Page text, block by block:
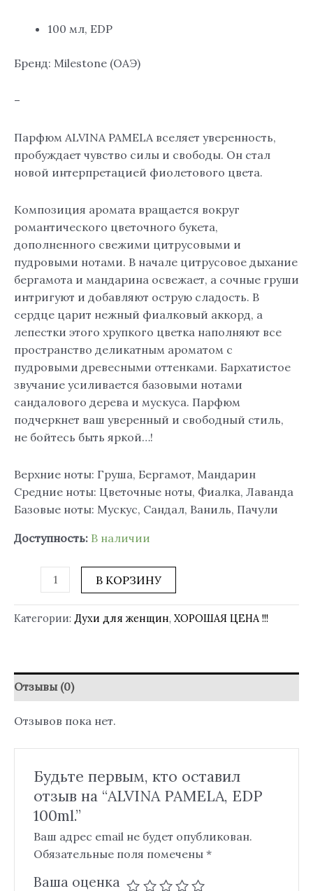
100 мл, EDP
Бренд: Milestone (ОАЭ)
–
Парфюм ALVINA PAMELA вселяет уверенность,
пробуждает чувство силы и свободы. Он стал
новой интерпретацией фиолетового цвета.
Композиция аромата вращается вокруг
романтического цветочного букета,
дополненного свежими цитрусовыми и
пудровыми нотами. В начале цитрусовое дыхание
бергамота и мандарина освежает, а сочные груши
интригуют и добавляют острую сладость. В
сердце царит нежный фиалковый аккорд, а
лепестки этого хрупкого цветка наполняют все
пространство деликатным ароматом с
пудровыми древесными оттенками. Бархатистое
звучание усиливается базовыми нотами
сандалового дерева и мускуса. Парфюм
подчеркнет ваш уверенный и свободный стиль,
не бойтесь быть яркой…!
Верхние ноты: Груша, Бергамот, Мандарин
Средние ноты: Цветочные ноты, Фиалка, Лаванда
Базовые ноты: Мускус, Сандал, Ваниль, Пачули
Доступность: В наличии
В КОРЗИНУ
Категории: Духи для женщин, ХОРОШАЯ ЦЕНА !!!
Отзывы (0)
Отзывов пока нет.
Будьте первым, кто оставил
отзыв на “ALVINA PAMELA, EDP
100ml.”
Ваш адрес email не будет опубликован.
Обязательные поля помечены *
Ваша оценка